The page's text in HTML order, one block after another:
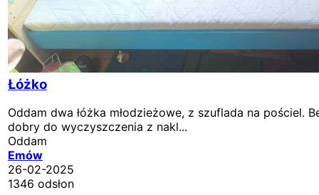
Łóżko
Oddam dwa łóżka młodzieżowe, z szuflada na pościel.
dobry do wyczyszczenia z nakl...
Oddam
Emów
26-02-2025
1346 odsłon